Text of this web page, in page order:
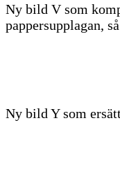
Ny bild V som
pappersupplagan,
Ny bild Y som